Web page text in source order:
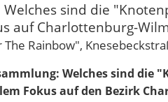
sind die
auf Charlottenburg-
Rainbow",
Welches sind die
Fokus auf den Bezirk